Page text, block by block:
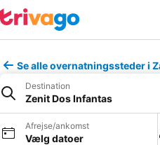
Se alle overnatningssteder i
Destination
Zenit Dos Infantas
Afrejse/ankomst
Vælg datoer